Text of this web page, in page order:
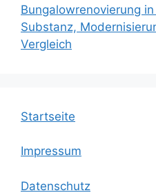
Bungalowrenovierung
Substanz,
Vergleich
Startseite
Impressum
Datenschutz